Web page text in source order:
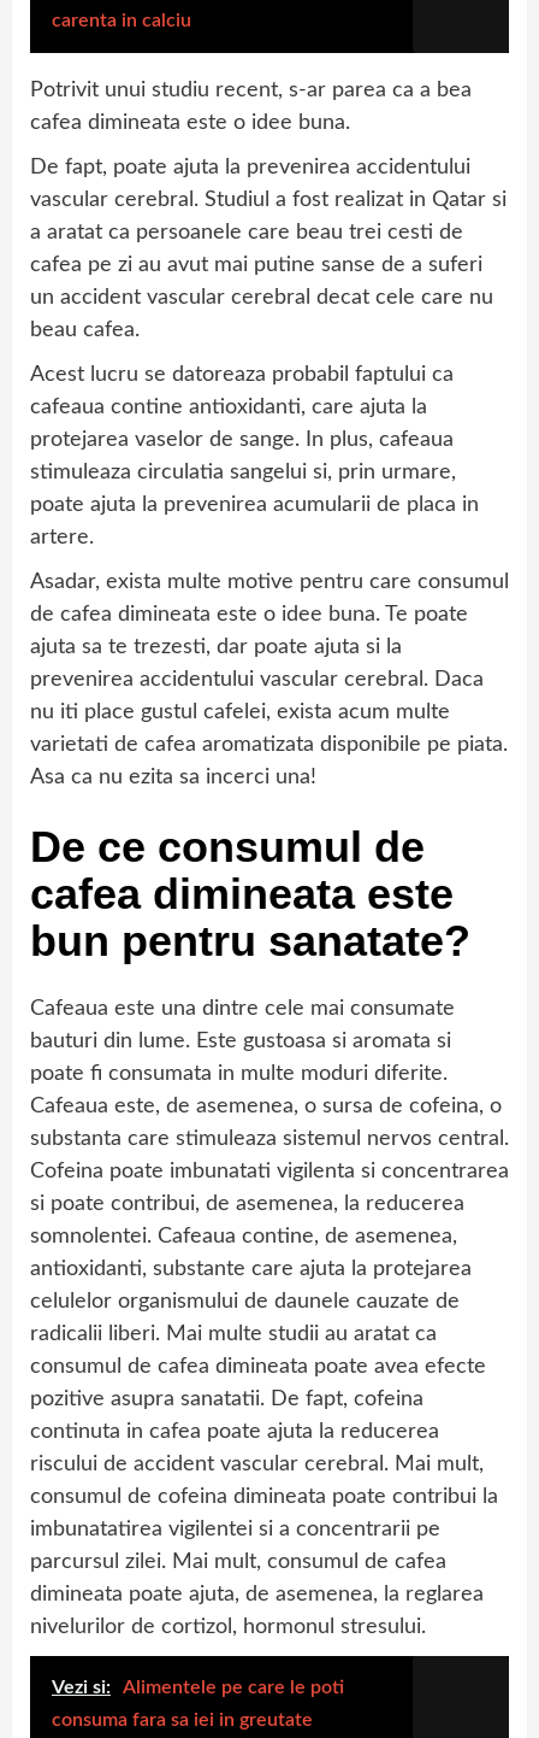
carenta in calciu
Potrivit unui studiu recent, s-ar parea ca a bea
cafea dimineata este o idee buna.
De fapt, poate ajuta la prevenirea accidentului
vascular cerebral. Studiul a fost realizat in Qatar si
a aratat ca persoanele care beau trei cesti de
cafea pe zi au avut mai putine sanse de a suferi
un accident vascular cerebral decat cele care nu
beau cafea.
Acest lucru se datoreaza probabil faptului ca
cafeaua contine antioxidanti, care ajuta la
protejarea vaselor de sange. In plus, cafeaua
stimuleaza circulatia sangelui si, prin urmare,
poate ajuta la prevenirea acumularii de placa in
artere.
Asadar, exista multe motive pentru care consumul
de cafea dimineata este o idee buna. Te poate
ajuta sa te trezesti, dar poate ajuta si la
prevenirea accidentului vascular cerebral. Daca
nu iti place gustul cafelei, exista acum multe
varietati de cafea aromatizata disponibile pe piata.
Asa ca nu ezita sa incerci una!
De ce consumul de
cafea dimineata este
bun pentru sanatate?
Cafeaua este una dintre cele mai consumate
bauturi din lume. Este gustoasa si aromata si
poate fi consumata in multe moduri diferite.
Cafeaua este, de asemenea, o sursa de cofeina, o
substanta care stimuleaza sistemul nervos central.
Cofeina poate imbunatati vigilenta si concentrarea
si poate contribui, de asemenea, la reducerea
somnolentei. Cafeaua contine, de asemenea,
antioxidanti, substante care ajuta la protejarea
celulelor organismului de daunele cauzate de
radicalii liberi. Mai multe studii au aratat ca
consumul de cafea dimineata poate avea efecte
pozitive asupra sanatatii. De fapt, cofeina
continuta in cafea poate ajuta la reducerea
riscului de accident vascular cerebral. Mai mult,
consumul de cofeina dimineata poate contribui la
imbunatatirea vigilentei si a concentrarii pe
parcursul zilei. Mai mult, consumul de cafea
dimineata poate ajuta, de asemenea, la reglarea
nivelurilor de cortizol, hormonul stresului.
Vezi si:
Alimentele pe care le poti
consuma fara sa iei in greutate